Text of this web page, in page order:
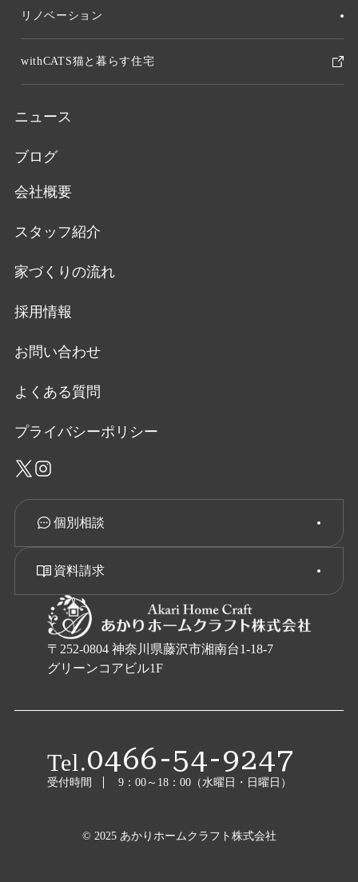
〒252-0804 神奈川県藤沢市湘南台1-18-7
グリーンコアビル1F
リノベーション
withCATS猫と暮らす住宅
ニュース
ブログ
会社概要
スタッフ紹介
家づくりの流れ
採用情報
お問い合わせ
よくある質問
プライバシーポリシー
個別相談
資料請求
Tel.0466-54-9247
受付時間 9：00～18：00（水曜日・日曜日）
© 2025 あかりホームクラフト株式会社